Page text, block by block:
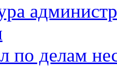
по делам